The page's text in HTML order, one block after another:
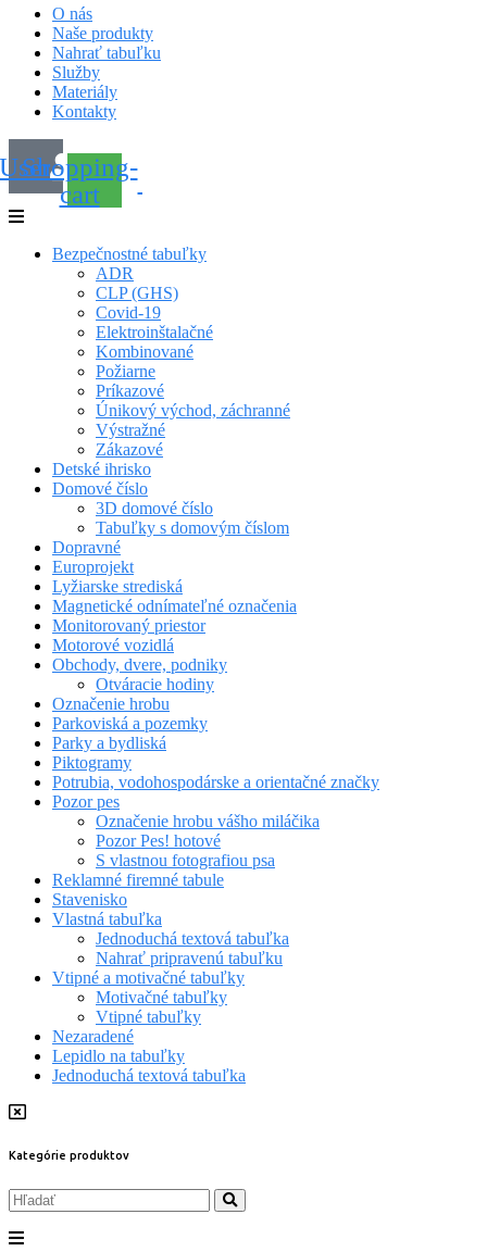
O nás
Naše produkty
Nahrať tabuľku
Služby
Materiály
Kontakty
Shopping-
cart
Bezpečnostné tabuľky
ADR
CLP (GHS)
Covid-19
Elektroinštalačné
Kombinované
Požiarne
Príkazové
Únikový východ, záchranné
Výstražné
Zákazové
Detské ihrisko
Domové číslo
3D domové číslo
Tabuľky s domovým číslom
Dopravné
Europrojekt
Lyžiarske strediská
Magnetické odnímateľné označenia
Monitorovaný priestor
Motorové vozidlá
Obchody, dvere, podniky
Otváracie hodiny
Označenie hrobu
Parkoviská a pozemky
Parky a bydliská
Piktogramy
Potrubia, vodohospodárske a orientačné značky
Pozor pes
Označenie hrobu vášho miláčika
Pozor Pes! hotové
S vlastnou fotografiou psa
Reklamné firemné tabule
Stavenisko
Vlastná tabuľka
Jednoduchá textová tabuľka
Nahrať pripravenú tabuľku
Vtipné a motivačné tabuľky
Motivačné tabuľky
Vtipné tabuľky
Nezaradené
Lepidlo na tabuľky
Jednoduchá textová tabuľka
Kategórie produktov